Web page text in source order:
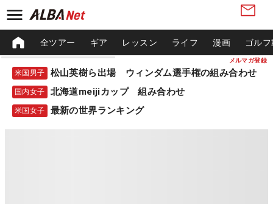
メルマガ登録
全ツアー ギア レッスン ライフ 漫画 ゴル
米国男子 松山英樹ら出場 ウィンダム選手権の組み合わせ
国内女子 北海道meijiカップ 組み合わせ
米国女子 最新の世界ランキング